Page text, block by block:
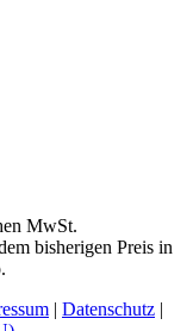
MwSt.
bisherigen Preis in
| Datenschutz |